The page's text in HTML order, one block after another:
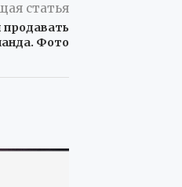
статья
продавать
Фото